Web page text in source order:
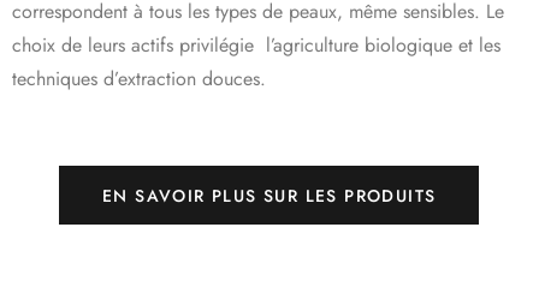
correspondent à tous les types de peaux, même sensibles. Le
choix de leurs actifs privilégie l’agriculture biologique et les
techniques d’extraction douces.
EN SAVOIR PLUS SUR LES PRODUITS